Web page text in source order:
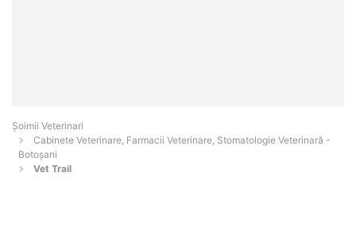
Șoimii Veterinari
Cabinete Veterinare, Farmacii Veterinare, Stomatologie Veterinară -
Botoşani
Vet Trail